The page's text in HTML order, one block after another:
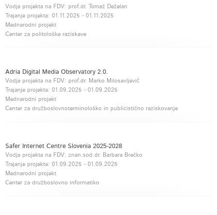
Vodja projekta na FDV: prof.dr. Tomaž Deželan
Trajanje projekta:01.11.2025 -01.11.2025
Mednarodni projekt
Center za politološke raziskave
Adria Digital Media Observatory 2.0.
Vodja projekta na FDV: prof.dr. Marko Milosavljević
Trajanje projekta:01.09.2025 -01.09.2025
Mednarodni projekt
Center za družboslovnoterminološko in publicistično raziskovanje
Safer Internet Centre Slovenia 2025-2028
Vodja projekta na FDV: znan.sod.dr. Barbara Brečko
Trajanje projekta:01.09.2025 -01.09.2025
Mednarodni projekt
Center za družboslovno informatiko